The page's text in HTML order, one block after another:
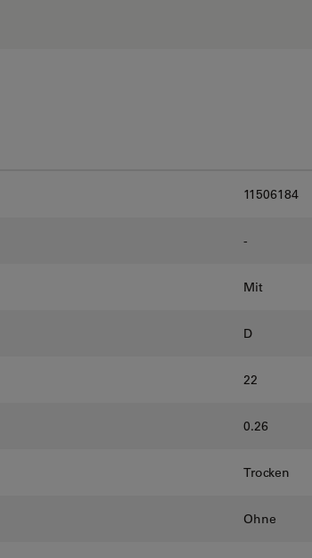
11506184
-
Mit
D
22
0.26
Trocken
Ohne